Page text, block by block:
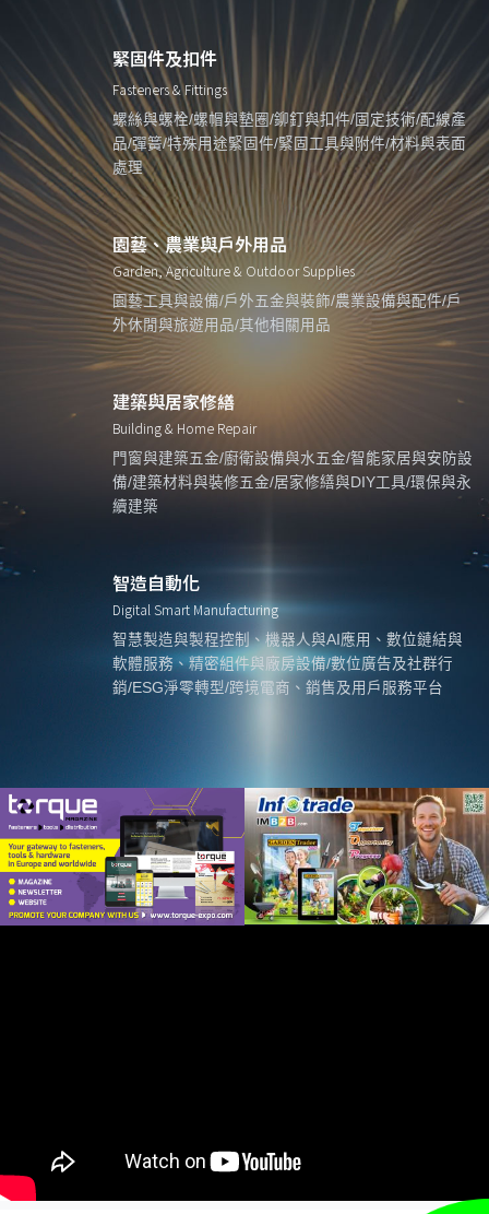
緊固件及扣件
Fasteners & Fittings
螺絲與螺栓/螺帽與墊圈/鉚釘與扣件/固定技術/配線產
品/彈簧/特殊用途緊固件/緊固工具與附件/材料與表面
處理
園藝、農業與戶外用品
Garden, Agriculture & Outdoor Supplies
園藝工具與設備/戶外五金與裝飾/農業設備與配件/戶
外休閒與旅遊用品/其他相關用品
建築與居家修繕
Building & Home Repair
門窗與建築五金/廚衛設備與水五金/智能家居與安防設
備/建築材料與裝修五金/居家修繕與DIY工具/環保與永
續建築
智造自動化
Digital Smart Manufacturing
智慧製造與製程控制、機器人與AI應用、數位鏈結與
軟體服務、精密組件與廠房設備/數位廣告及社群行
銷/ESG淨零轉型/跨境電商、銷售及用戶服務平台